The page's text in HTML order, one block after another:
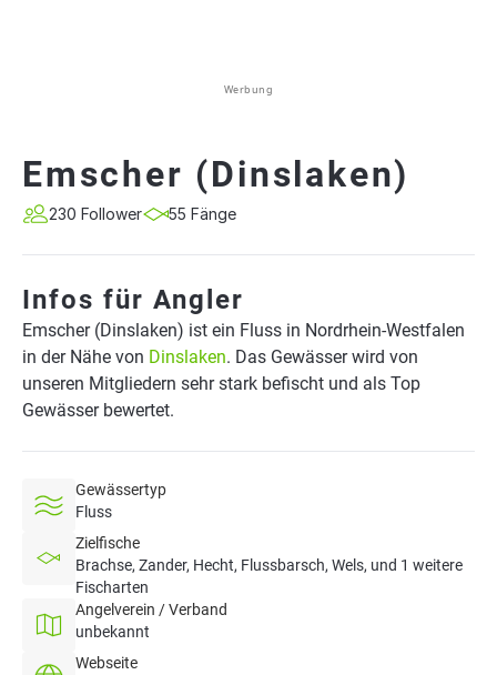
Werbung
Emscher (Dinslaken)
230 Follower 55 Fänge
Infos für Angler
Emscher (Dinslaken) ist ein Fluss in Nordrhein-Westfalen
in der Nähe von Dinslaken. Das Gewässer wird von
unseren Mitgliedern sehr stark befischt und als Top
Gewässer bewertet.
Gewässertyp
Fluss
Zielfische
Brachse, Zander, Hecht, Flussbarsch, Wels, und 1 weitere
Fischarten
Angelverein / Verband
unbekannt
Webseite